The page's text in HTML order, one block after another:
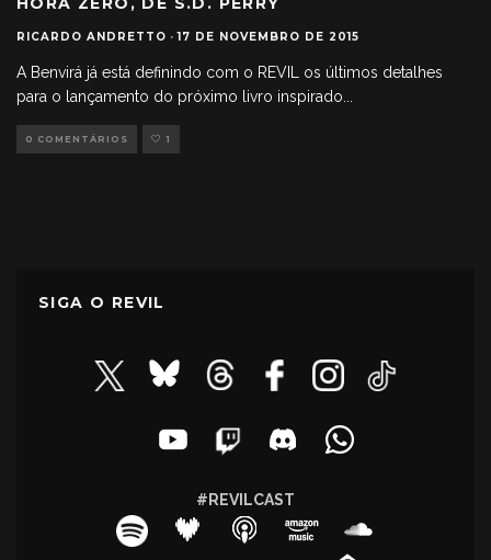
RICARDO ANDRETTO · 17 DE NOVEMBRO DE 2015
A Benvirá já está definindo com o REVIL os últimos detalhes
para o lançamento do próximo livro inspirado
0 COMENTÁRIOS 1
SIGA O REVIL
#REVILCAST